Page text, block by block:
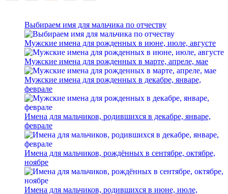
Выбираем имя для мальчика по отчеству
Мужские имена для рожденных в июне, июле, августе
Мужские имена для рожденных в марте, апреле, мае
Мужские имена для рожденных в декабре, январе,
феврале
Имена для мальчиков, родившихся в декабре, январе,
феврале
Имена для мальчиков, рождённых в сентябре, октябре,
ноябре
Имена для мальчиков, родившихся в июне, июле,